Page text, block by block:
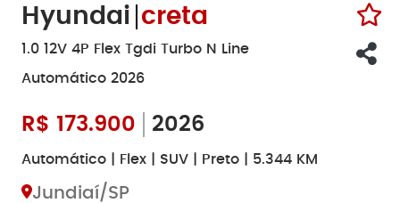
Hyundai creta
1.0 12V 4P Flex Tgdi Turbo N Line
Automático 2026
R$ 173.900 2026
Automático | Flex | SUV | Preto | 5.344 KM
Jundiaí/SP